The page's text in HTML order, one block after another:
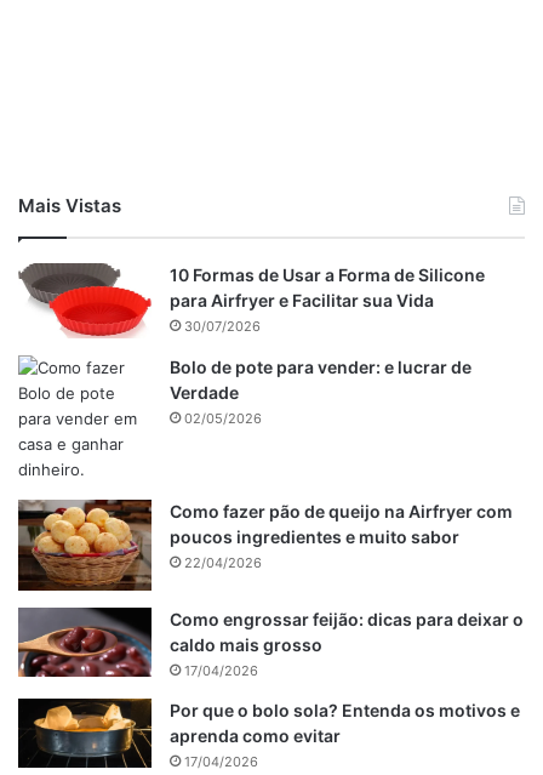
Mais Vistas
10 Formas de Usar a Forma de Silicone
para Airfryer e Facilitar sua Vida
30/07/2026
Bolo de pote para vender: e lucrar de
Verdade
02/05/2026
Como fazer pão de queijo na Airfryer com
poucos ingredientes e muito sabor
22/04/2026
Como engrossar feijão: dicas para deixar o
caldo mais grosso
17/04/2026
Por que o bolo sola? Entenda os motivos e
aprenda como evitar
17/04/2026